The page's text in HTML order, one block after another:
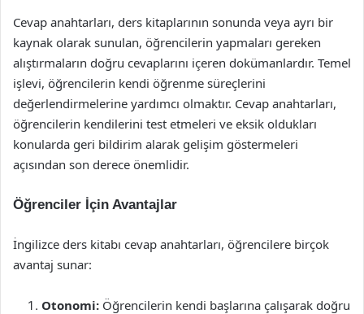
Cevap anahtarları, ders kitaplarının sonunda veya ayrı bir
kaynak olarak sunulan, öğrencilerin yapmaları gereken
alıştırmaların doğru cevaplarını içeren dokümanlardır. Temel
işlevi, öğrencilerin kendi öğrenme süreçlerini
değerlendirmelerine yardımcı olmaktır. Cevap anahtarları,
öğrencilerin kendilerini test etmeleri ve eksik oldukları
konularda geri bildirim alarak gelişim göstermeleri
açısından son derece önemlidir.
Öğrenciler İçin Avantajlar
İngilizce ders kitabı cevap anahtarları, öğrencilere birçok
avantaj sunar:
Otonomi: Öğrencilerin kendi başlarına çalışarak doğru